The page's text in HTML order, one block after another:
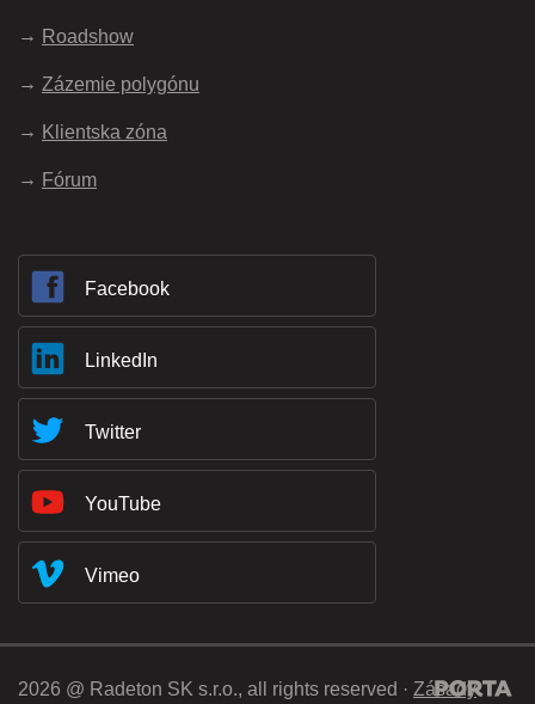
Roadshow
Zázemie polygónu
Klientska zóna
Fórum
Facebook
LinkedIn
Twitter
YouTube
Vimeo
2026 @ Radeton SK s.r.o., all rights reserved · Zásady